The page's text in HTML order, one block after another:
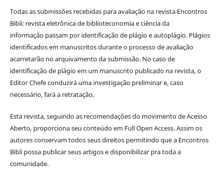
Todas as submissões recebidas para avaliação na revista Encontros
Bibli: revista eletrônica de biblioteconomia e ciência da
informaçãopassam por identificação de plágio e autoplágio. Plágios
identificados em manuscritos durante o processo de avaliação
acarretarão no arquivamento da submissão. No caso de
identificação de plágio em um manuscrito publicado na revista, o
Editor Chefe conduzirá uma investigação preliminar e, caso
necessário, fará a retratação.
Esta revista, seguindo as recomendações do movimento de Acesso
Aberto, proporciona seu conteúdo em Full Open Access. Assim os
autores conservam todos seus direitos permitindo que a Encontros
Bibli possa publicar seus artigos e disponibilizar pra toda a
comunidade.